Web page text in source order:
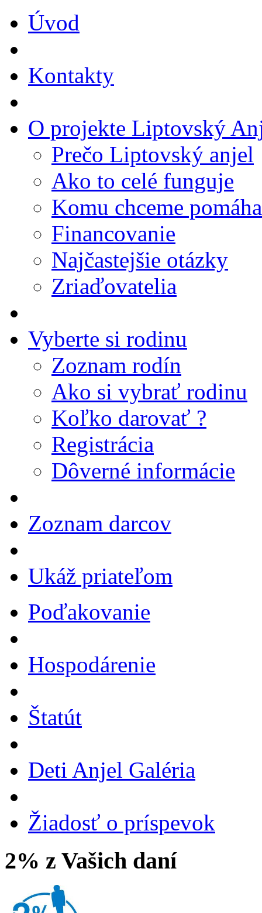
Úvod
Kontakty
O projekte Liptovský
Prečo Liptovský anjel
Ako to celé funguje
Komu chceme
Financovanie
Najčastejšie otázky
Zriaďovatelia
Vyberte si rodinu
Zoznam rodín
Ako si vybrať rodinu
Koľko darovať ?
Registrácia
Dôverné informácie
Zoznam darcov
Ukáž priateľom
Poďakovanie
Hospodárenie
Štatút
Deti Anjel Galéria
Žiadosť o príspevok
2% z Vašich daní